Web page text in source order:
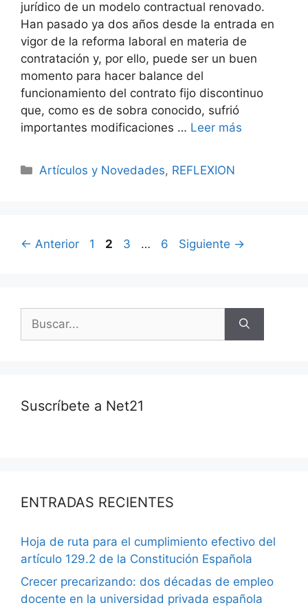
jurídico de un modelo contractual renovado.
Han pasado ya dos años desde la entrada en
vigor de la reforma laboral en materia de
contratación y, por ello, puede ser un buen
momento para hacer balance del
funcionamiento del contrato fijo discontinuo
que, como es de sobra conocido, sufrió
importantes modificaciones … Leer más
Artículos y Novedades, REFLEXION
← Anterior 1 2 3 … 6 Siguiente →
Suscríbete a Net21
ENTRADAS RECIENTES
Hoja de ruta para el cumplimiento efectivo del
artículo 129.2 de la Constitución Española
Crecer precarizando: dos décadas de empleo
docente en la universidad privada española